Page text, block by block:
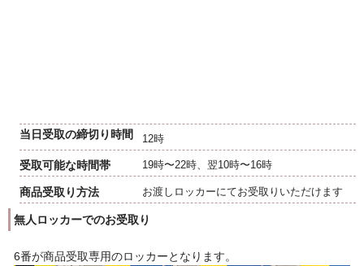
当日受取の締切り時間 12時
受取可能な時間帯 19時〜22時、翌10時〜16時
商品受取り方法 お渡しロッカーにてお受取りいただけます
無人ロッカーでのお受取り
6番が商品受取専用のロッカーとなります。